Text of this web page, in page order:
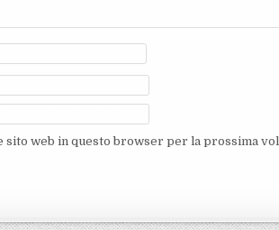
sito web in questo browser per la prossima